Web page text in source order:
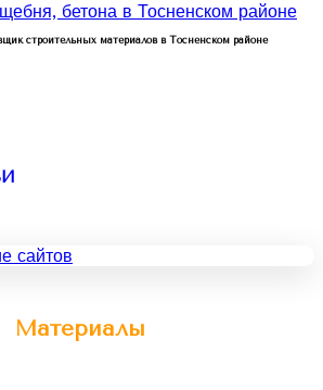
строительных материалов в Тосненском районе
Материалы